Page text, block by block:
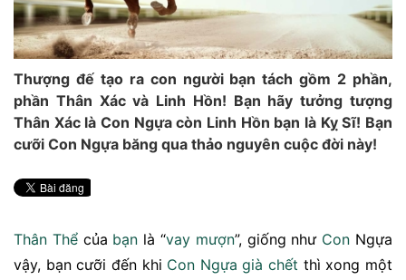
Thượng đế tạo ra con người bạn tách gồm 2 phần,
phần Thân Xác và Linh Hồn! Bạn hãy tưởng tượng
Thân Xác là Con Ngựa còn Linh Hồn bạn là Kỵ Sĩ! Bạn
cưỡi Con Ngựa băng qua thảo nguyên cuộc đời này!
Thân Thểcủa bạn là “vay mượn”, giống như Con Ngựa
vậy, bạn cưỡi đến khi Con Ngựa già chết thì xong một